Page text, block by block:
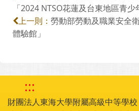
「2024 NTSO花蓮及台東地區青少
上一則： 勞動部勞動及職業安全
體驗館」
:::
財團法人東海大學附屬高級中等學校